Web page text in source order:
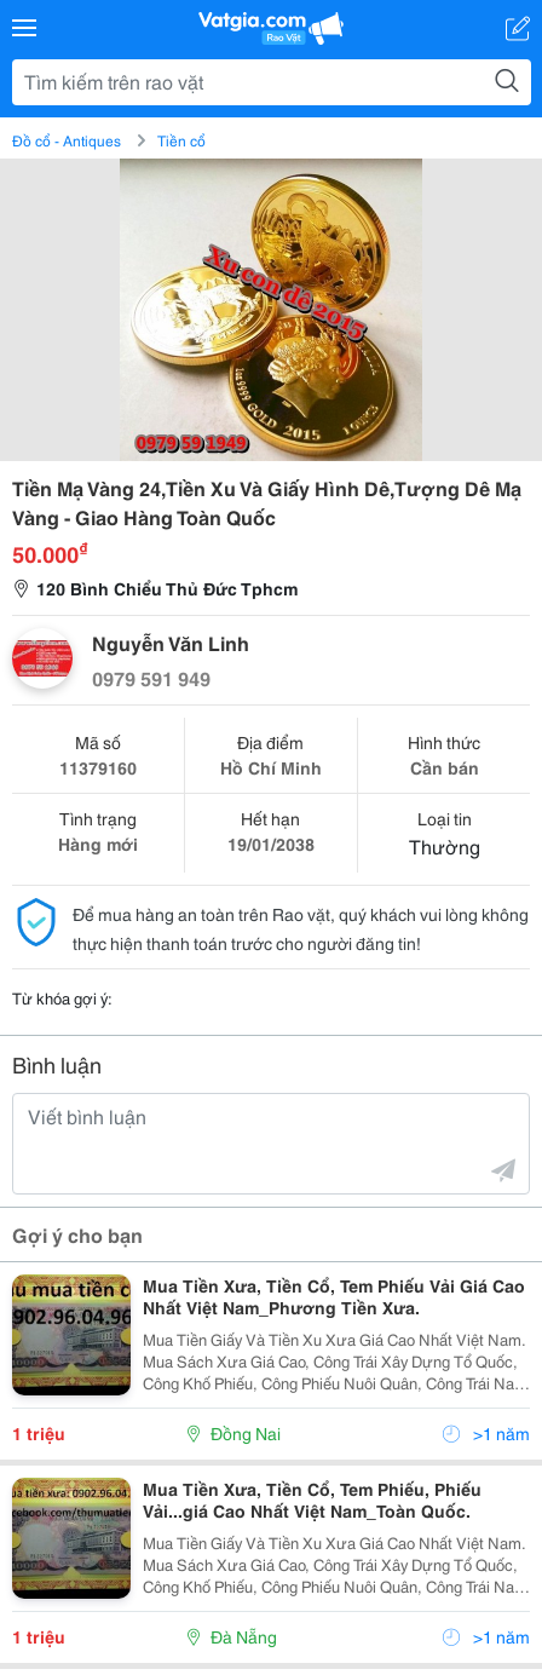
Đồ cổ - Antiques Tiền cổ
Tiền Mạ Vàng 24,Tiền Xu Và Giấy Hình Dê,Tượng Dê Mạ
Vàng - Giao Hàng Toàn Quốc
50.000₫
120 Bình Chiểu Thủ Đức Tphcm
Nguyễn Văn Linh
0979 591 949
Mã số
11379160
Địa điểm
Hồ Chí Minh
Hình thức
Cần bán
Tình trạng
Hàng mới
Hết hạn
19/01/2038
Loại tin
Thường
Để mua hàng an toàn trên Rao vặt, quý khách vui lòng không
thực hiện thanh toán trước cho người đăng tin!
Từ khóa gợi ý:
Bình luận
Gợi ý cho bạn
Mua Tiền Xưa, Tiền Cổ, Tem Phiếu Vải Giá Cao
Nhất Việt Nam_Phương Tiền Xưa.
Mua Tiền Giấy Và Tiền Xu Xưa Giá Cao Nhất Việt Nam.
Mua Sách Xưa Giá Cao, Công Trái Xây Dựng Tổ Quốc,
Công Khố Phiếu, Công Phiếu Nuôi Quân, Công Trái Nam
Bộ, Bưu Ảnh, Tem Phiếu, Tem Vải, Tem Lương Thực,
Phiếu Vải, Phiếu Xăng Dầu, Phiếu Gạo, Sổ Lươ
1 triệu Đồng Nai >1 năm
Mua Tiền Xưa, Tiền Cổ, Tem Phiếu, Phiếu
Vải...giá Cao Nhất Việt Nam_Toàn Quốc.
Mua Tiền Giấy Và Tiền Xu Xưa Giá Cao Nhất Việt Nam.
Mua Sách Xưa Giá Cao, Công Trái Xây Dựng Tổ Quốc,
Công Khố Phiếu, Công Phiếu Nuôi Quân, Công Trái Nam
Bộ, Bưu Ảnh, Tem Phiếu, Tem Vải, Tem Lương Thực,
Phiếu Vải, Phiếu Xăng Dầu, Phiếu Gạo, Sổ Lươ
1 triệu Đà Nẵng >1 năm